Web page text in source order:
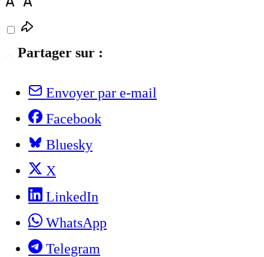
Partager sur :
Envoyer par e-mail
Facebook
Bluesky
X
LinkedIn
WhatsApp
Telegram